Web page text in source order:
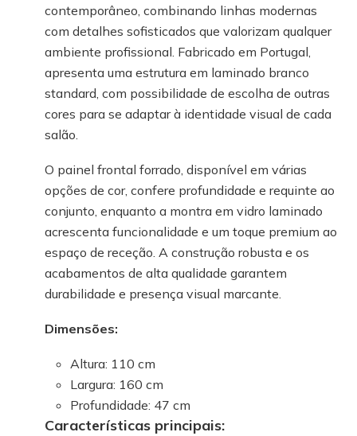
contemporâneo, combinando linhas modernas
com detalhes sofisticados que valorizam qualquer
ambiente profissional. Fabricado em Portugal,
apresenta uma estrutura em laminado branco
standard, com possibilidade de escolha de outras
cores para se adaptar à identidade visual de cada
salão.
O painel frontal forrado, disponível em várias
opções de cor, confere profundidade e requinte ao
conjunto, enquanto a montra em vidro laminado
acrescenta funcionalidade e um toque premium ao
espaço de receção. A construção robusta e os
acabamentos de alta qualidade garantem
durabilidade e presença visual marcante.
Dimensões:
Altura: 110 cm
Largura: 160 cm
Profundidade: 47 cm
Características principais: